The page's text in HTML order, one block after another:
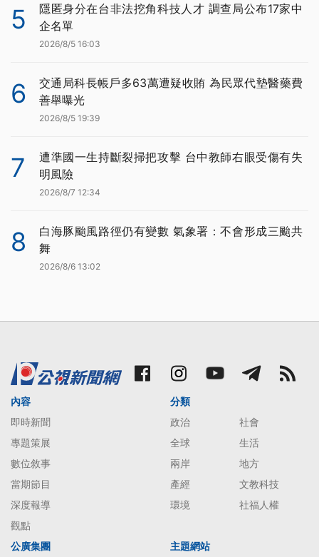
5
隱匿身分在台非法挖角科技人才 調查局公布17家中
企名單
2026/8/5 16:03
6
交通局科長帳戶多63萬遭疑收賄 為民眾代墊醫藥費
善舉曝光
2026/8/5 19:39
7
遭準國一生持斷裂掃把攻擊 台中教師右眼受傷有失
明風險
2026/8/7 12:34
8
白海豚颱風路徑仍有變數 氣象署：不會形成三颱共
舞
2026/8/6 13:02
內容
即時新聞
專題策展
數位敘事
當期節目
深度報導
觀點
分類
政治
社會
全球
生活
兩岸
地方
產經
文教科技
環境
社福人權
公廣集團 主題網站